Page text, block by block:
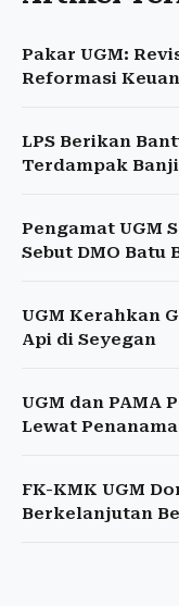
Pakar UGM:
Reformasi
LPS Berikan
Terdampak
Pengamat UGM
Sebut DMO Batu
UGM Kerahkan
Api di Seyegan
UGM dan PAMA
Lewat
FK-KMK UGM
Berkelanjutan